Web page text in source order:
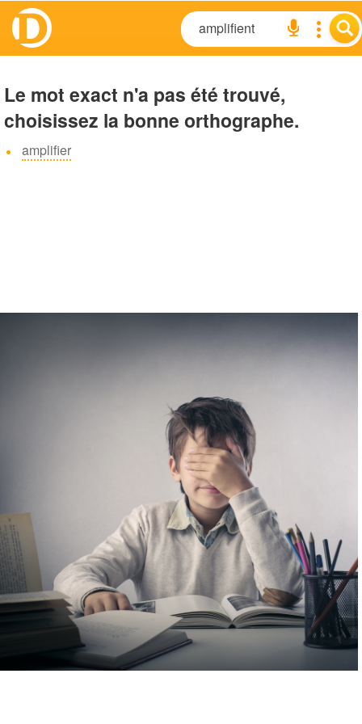
Le mot exact n'a pas été trouvé,
choisissez la bonne orthographe.
amplifier